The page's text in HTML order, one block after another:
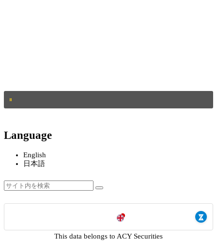
Language
English
日本語
This data belongs to ACY Securities